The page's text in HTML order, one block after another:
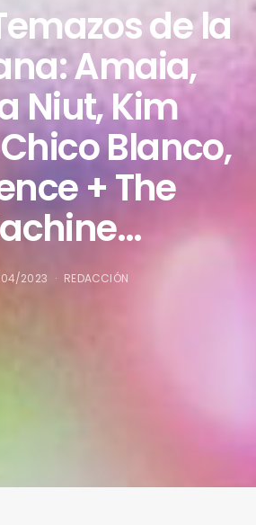
de la
Amaia,
Niut, Kim
Blanco,
+ The
2023 REDACCIÓN